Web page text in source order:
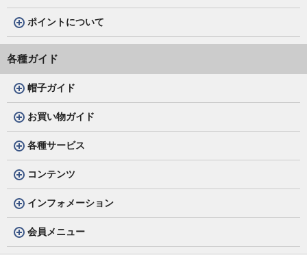
ポイントについて
各種ガイド
帽子ガイド
お買い物ガイド
各種サービス
コンテンツ
インフォメーション
会員メニュー